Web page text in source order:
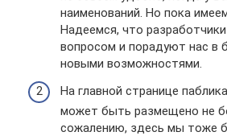
наименований. Но пока
Надеемся, что
вопросом и порадуют нас в
новыми возможностями.
На главной странице
может быть размещено не
сожалению, здесь мы тоже